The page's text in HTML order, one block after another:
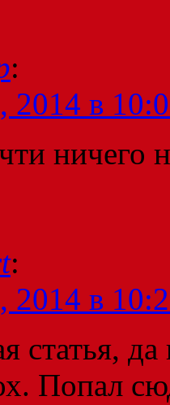
:
2014 в
ничего
:
2014 в
статья,
Попал